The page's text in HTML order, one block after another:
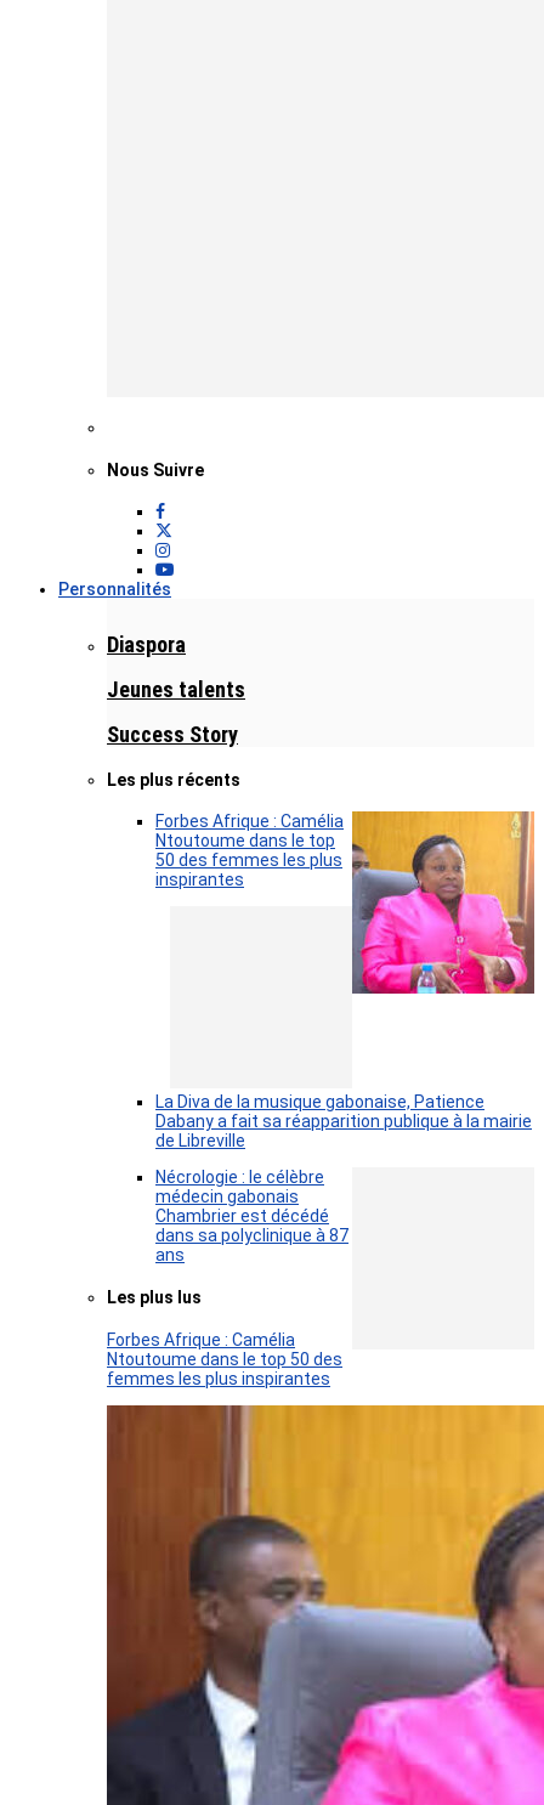
Nous Suivre
Personnalités
Diaspora
Jeunes talents
Success Story
Les plus récents
Forbes Afrique : Camélia
Ntoutoume dans le top
50 des femmes les plus
inspirantes
La Diva de la musique gabonaise, Patience
Dabany a fait sa réapparition publique à la mairie
de Libreville
Nécrologie : le célèbre
médecin gabonais
Chambrier est décédé
dans sa polyclinique à 87
ans
Les plus lus
Forbes Afrique : Camélia
Ntoutoume dans le top 50 des
femmes les plus inspirantes